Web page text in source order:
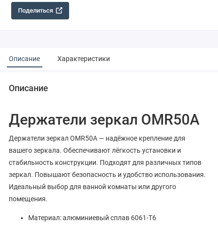
Поделиться
Описание Характеристики
Описание
Держатели зеркал OMR50A
Держатели зеркал OMR50A — надёжное крепление для
вашего зеркала. Обеспечивают лёгкость установки и
стабильность конструкции. Подходят для различных типов
зеркал. Повышают безопасность и удобство использования.
Идеальный выбор для ванной комнаты или другого
помещения.
Материал: алюминиевый сплав 6061-T6